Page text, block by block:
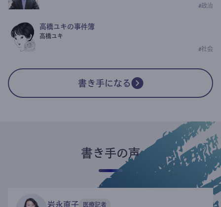
#政治
高橋ユキの事件簿
高橋ユキ
#社会
書き手になる
書き手の声
岩永直子 医療記者